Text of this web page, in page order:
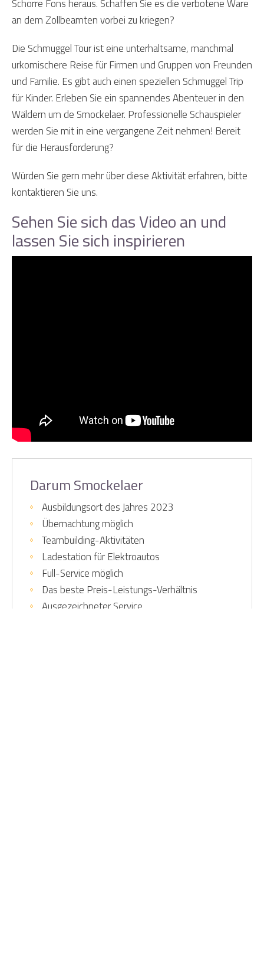
Schorre Fons heraus. Schaffen Sie es die verbotene Ware
an dem Zollbeamten vorbei zu kriegen?
Die Schmuggel Tour ist eine unterhaltsame, manchmal
urkomischere Reise für Firmen und Gruppen von Freunden
und Familie. Es gibt auch einen speziellen Schmuggel Trip
für Kinder. Erleben Sie ein spannendes Abenteuer in den
Wäldern um de Smockelaer. Professionelle Schauspieler
werden Sie mit in eine vergangene Zeit nehmen! Bereit
für die Herausforderung?
Würden Sie gern mehr über diese Aktivität erfahren, bitte
kontaktieren Sie uns.
Sehen Sie sich das Video an und
lassen Sie sich inspirieren
Darum Smockelaer
Ausbildungsort des Jahres 2023
Übernachtung möglich
Teambuilding-Aktivitäten
Ladestation für Elektroautos
Full-Service möglich
Das beste Preis-Leistungs-Verhältnis
Ausgezeichneter Service